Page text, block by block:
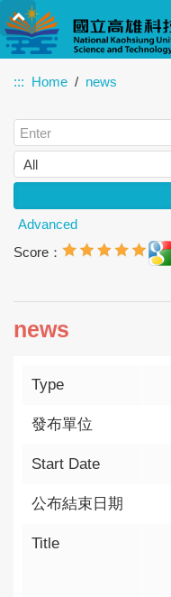
Faculty Student
::: Home news
Advanced
Score：
news
Type
發布單位
Start Date
公布結束日期
Title